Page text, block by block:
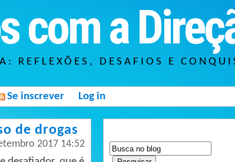
com a
REFLEXÕES, DESAFIOS E
Se inscrever Log in
de drogas
2017 14:52